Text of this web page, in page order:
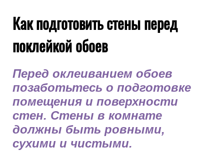
Как подготовить стены перед
поклейкой обоев
Перед оклеиванием обоев
позаботьтесь о подготовке
помещения и поверхности
стен. Стены в комнате
должны быть ровными,
сухими и чистыми.